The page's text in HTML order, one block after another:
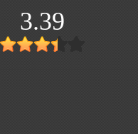
3.39